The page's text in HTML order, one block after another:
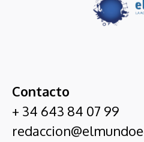
Contacto
+ 34 643 84 07 99